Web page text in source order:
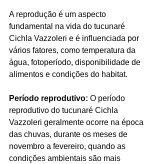
A reprodução é um aspecto
fundamental na vida do tucunaré
Cichla Vazzoleri e é influenciada por
vários fatores, como temperatura da
água, fotoperíodo, disponibilidade de
alimentos e condições do habitat.
Período reprodutivo: O período
reprodutivo do tucunaré Cichla
Vazzoleri geralmente ocorre na época
das chuvas, durante os meses de
novembro a fevereiro, quando as
condições ambientais são mais